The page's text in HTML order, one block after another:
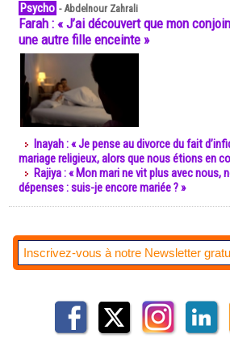
Psycho -Abdelnour Zahrali
Farah : « J’ai découvert que mon
une autre fille enceinte »
Inayah : « Je pense au divorce du fait
mariage religieux, alors que nous étions en
Rajiya : « Mon mari ne vit plus avec nous,
dépenses : suis-je encore mariée ? »